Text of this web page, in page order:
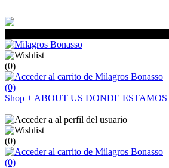
(0)
(0)
Shop + ABOUT US DONDE ESTAMOS
(0)
(0)